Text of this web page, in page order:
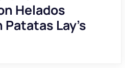
Helados
Lay’s